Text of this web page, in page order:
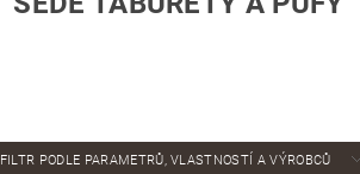
FILTR PODLE PARAMETRŮ, VLASTNOSTÍ A VÝROBCŮ